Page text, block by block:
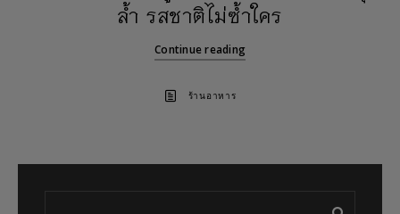
ล้ำ รสชาติไม่ซ้ำใคร
Continue reading
ร้านอาหาร